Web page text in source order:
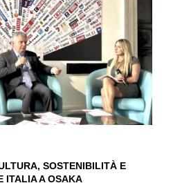
SOSTENIBILITÀ E
ITALIA A OSAKA